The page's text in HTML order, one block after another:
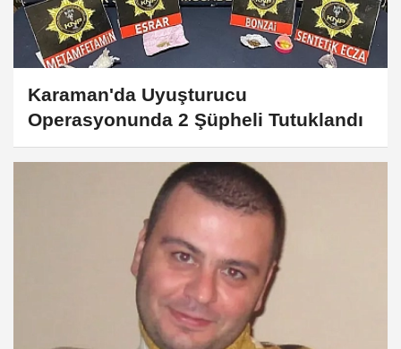
Karaman'da Uyuşturucu
Operasyonunda 2 Şüpheli Tutuklandı